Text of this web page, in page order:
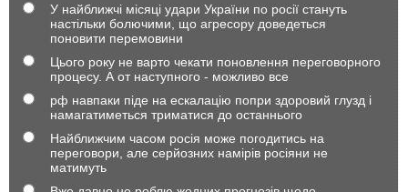
У найближчі місяці удари України по росії стануть
настільки болючими, що агресору доведеться
поновити перемовини
Цього року не варто чекати поновлення переговорного
процесу. А от наступного - можливо все
рф навпаки піде на ескалацію попри здоровий глузд і
намагатиметься триматися до останнього
Найближчим часом росія може погодитись на
переговори, але серйозних намірів росіяни не
матимуть